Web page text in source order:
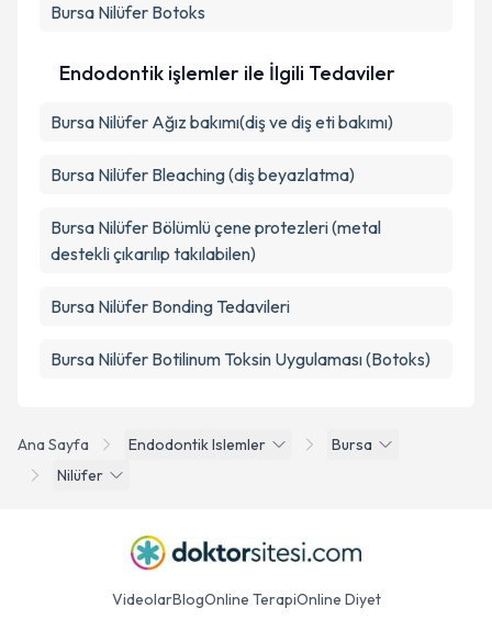
Ana Sayfa Endodontik Islemler
Bursa
Nilüfer
Bursa Nilüfer Botoks
Endodontik işlemler ile İlgili Tedaviler
Bursa Nilüfer Ağız bakımı(diş ve diş eti bakımı)
Bursa Nilüfer Bleaching (diş beyazlatma)
Bursa Nilüfer Bölümlü çene protezleri (metal
destekli çıkarılıp takılabilen)
Bursa Nilüfer Bonding Tedavileri
Bursa Nilüfer Botilinum Toksin Uygulaması (Botoks)
VideolarBlogOnline TerapiOnline Diyet